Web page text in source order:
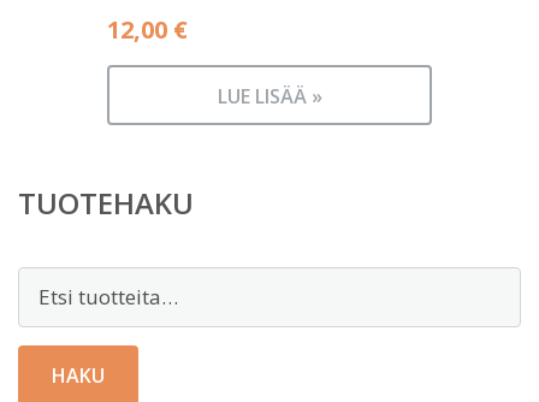
12,00 €
LUE LISÄÄ »
TUOTEHAKU
Etsi:
HAKU